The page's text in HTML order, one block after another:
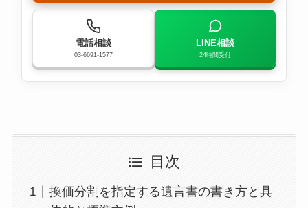
電話相談
03-6691-1577
LINE相談
24時間受付
目次
換価分割を指定する遺言書の書き方と具